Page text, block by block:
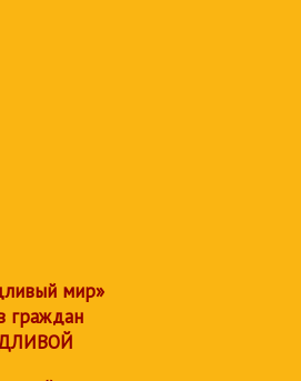
мир»
граждан